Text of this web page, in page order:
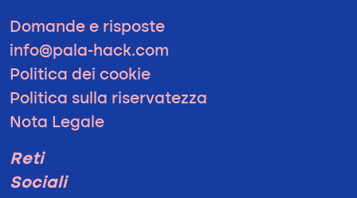
Domande e risposte
info@pala-hack.com
Politica dei cookie
Politica sulla riservatezza
Nota Legale
Reti
Sociali